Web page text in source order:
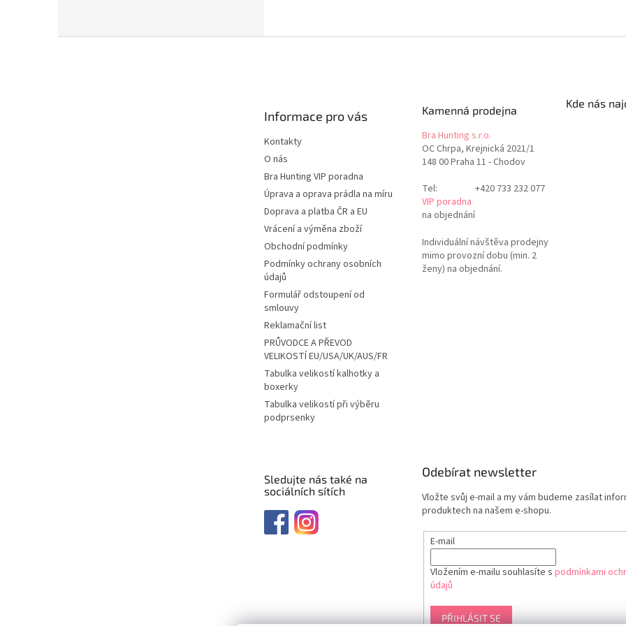
Informace pro vás
Kontakty
O nás
Bra Hunting VIP poradna
Úprava a oprava prádla na míru
Doprava a platba ČR a EU
Vrácení a výměna zboží
Obchodní podmínky
Podmínky ochrany osobních
údajů
Formulář odstoupení od
smlouvy
Reklamační list
PRŮVODCE A PŘEVOD
VELIKOSTÍ EU/USA/UK/AUS/FR
Tabulka velikostí kalhotky a
boxerky
Tabulka velikostí při výběru
podprsenky
Kamenná prodejna
Bra Hunting s.r.o.
OC Chrpa, Krejnická 2021/1
148 00 Praha 11 - Chodov
Tel:
+420 733 232 077
VIP poradna
na objednání
Individuální návštěva prodejny
mimo provozní dobu (min. 2
ženy) na objednání.
Kde nás
Sledujte nás také na
sociálních sítích
Odebírat newsletter
Vložte svůj e-mail a my vám budeme zasílat
produktech na našem e-shopu.
E-mail
Vložením e-mailu souhlasíte s podmínkami
údajů
PŘIHLÁSIT SE